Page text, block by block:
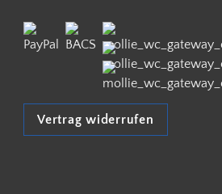
Vertrag widerrufen